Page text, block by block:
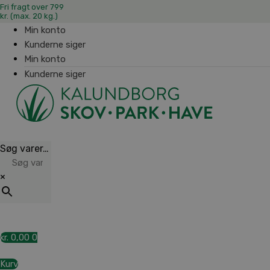
Fri fragt over 799
kr. (max. 20 kg.)
Min konto
Kunderne siger
Min konto
Kunderne siger
Søg varer…
×
kr. 0,00 0
Kurv